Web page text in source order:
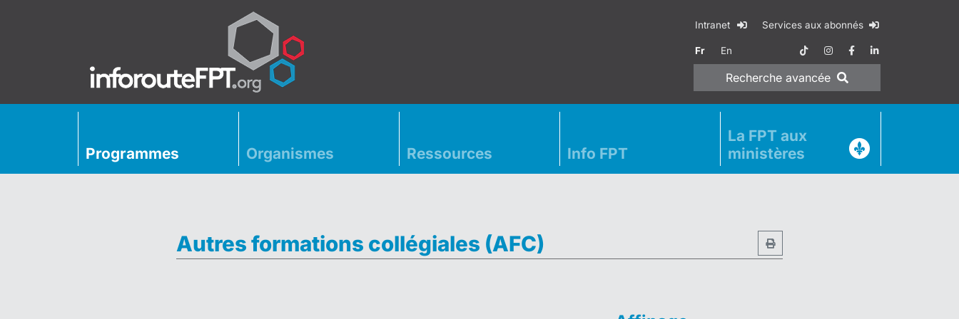
Intranet Services aux abonnés
Fr En
Recherche avancée
Programmes Organismes Ressources Info FPT
La FPT aux
ministères
Autres formations collégiales (AFC)